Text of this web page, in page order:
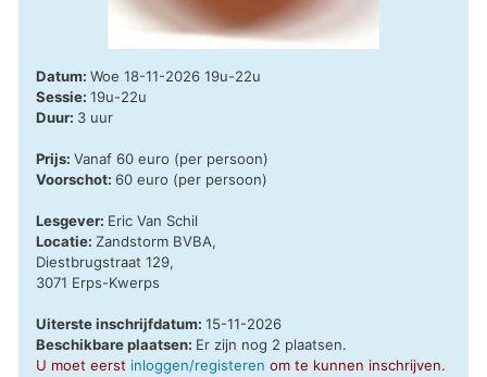
Datum:Woe 18-11-2026 19u-22u
Sessie:19u-22u
Duur: 3 uur
Prijs:Vanaf 60 euro (per persoon)
Voorschot:60 euro (per persoon)
Lesgever: Eric Van Schil
Locatie: Zandstorm BVBA,
Diestbrugstraat 129,
3071 Erps-Kwerps
Uiterste inschrijfdatum:15-11-2026
Beschikbare plaatsen: Er zijn nog 2 plaatsen.
U moet eerst inloggen/registeren om te kunnen inschrijven.